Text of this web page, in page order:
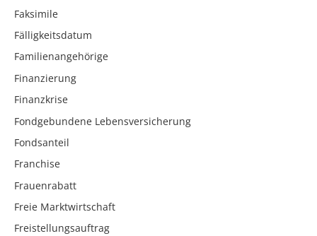
Faksimile
Fälligkeitsdatum
Familienangehörige
Finanzierung
Finanzkrise
Fondgebundene Lebensversicherung
Fondsanteil
Franchise
Frauenrabatt
Freie Marktwirtschaft
Freistellungsauftrag